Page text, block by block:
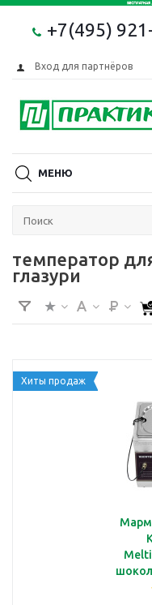
+7(495)
Вход для партнёров
МЕНЮ
температор
глазури
Хиты продаж
1